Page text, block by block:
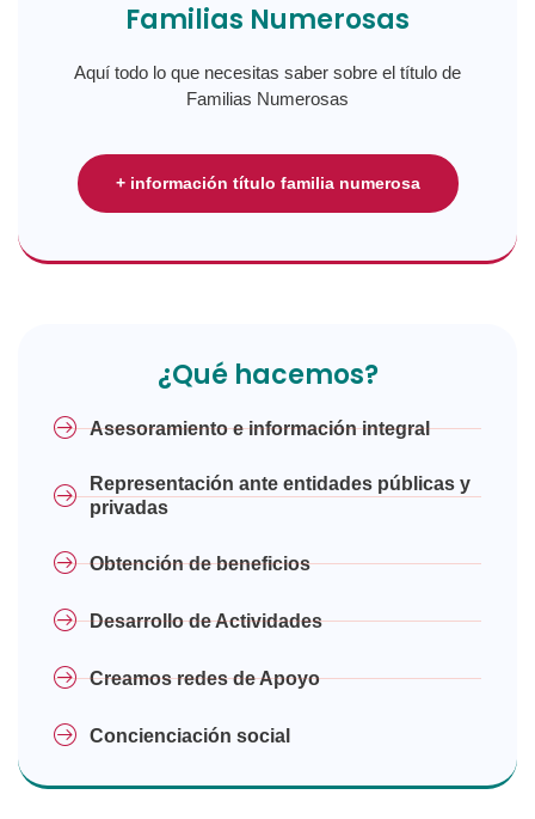
Familias Numerosas
Aquí todo lo que necesitas saber sobre el título de
Familias Numerosas
+ información título familia numerosa
¿Qué hacemos?
Asesoramiento e información integral
Representación ante entidades públicas y
privadas
Obtención de beneficios
Desarrollo de Actividades
Creamos redes de Apoyo
Concienciación social